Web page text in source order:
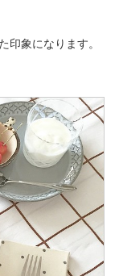
印象になります。